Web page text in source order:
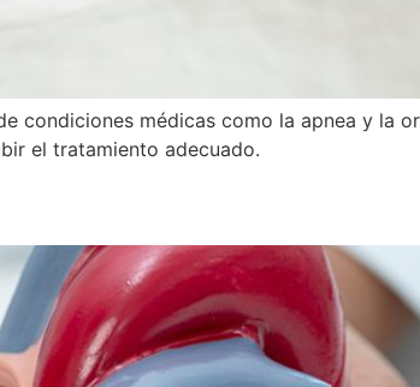
condiciones médicas como la apnea y la
el tratamiento adecuado.